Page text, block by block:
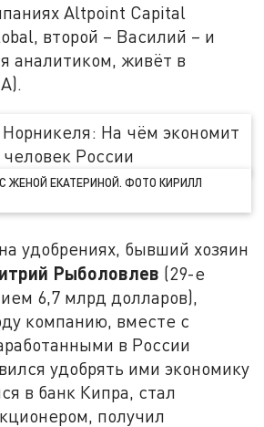
Altpoint Capital
второй – Василий – и
аналитиком, живёт в
ЖЕНОЙ ЕКАТЕРИНОЙ. ФОТО КИРИЛЛ
удобрениях, бывший хозяин
Рыболовлев (29-е
6,7 млрд долларов),
компанию, вместе с
в России
удобрять ими экономику
в банк Кипра, стал
получил